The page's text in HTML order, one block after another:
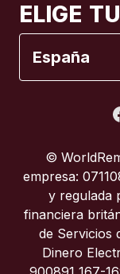
ELIGE
España
Italia
©
empresa:
y regulada
financiera
de Servicios
Dinero